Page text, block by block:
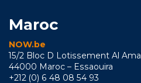
Maroc
NOW.be
15/2 Bloc D Lotissement Al Amal
44000 Maroc – Essaouira
+212 (0) 6 48 08 54 93